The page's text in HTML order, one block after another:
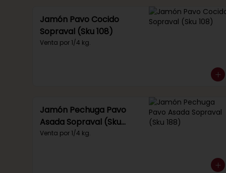
Jamón Pavo Cocido
Sopraval (Sku 108)
Venta por 1/4 kg.
Jamón Pechuga Pavo
Asada Sopraval (Sku
188)
Venta por 1/4 kg.